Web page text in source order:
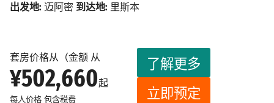
套房价格从（金额 从
¥502,660起
每人价格 包含税费
了解更多
立即预定
出发地: 迈阿密 到达地: 里斯本